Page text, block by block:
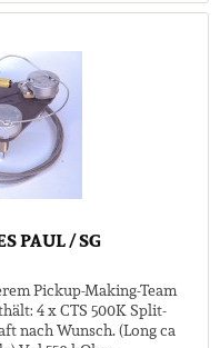
PAUL / SG
Pickup-Making-Team
4 x CTS 500K Split-
nach Wunsch. (Long ca